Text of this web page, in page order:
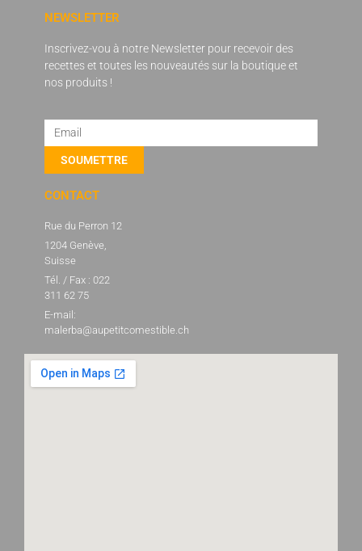
NEWSLETTER
Inscrivez-vou à notre Newsletter pour recevoir des
recettes et toutes les nouveautés sur la boutique et
nos produits !
SOUMETTRE
CONTACT
Rue du Perron 12
1204 Genève,
Suisse
Tél. / Fax : 022
311 62 75
E-mail:
malerba@aupetitcomestible.ch